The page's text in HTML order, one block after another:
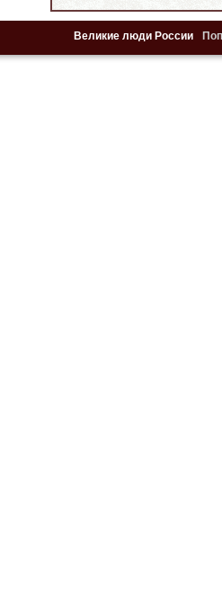
Великие люди России